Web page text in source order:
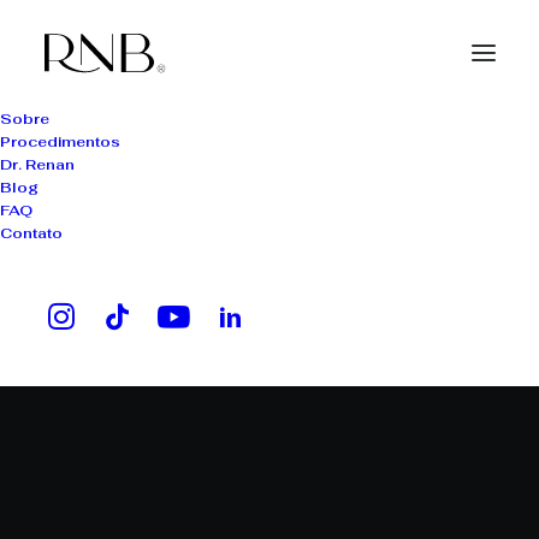
Sobre
Procedimentos
Dr. Renan
Blog
FAQ
Contato
eflúvio telógeno